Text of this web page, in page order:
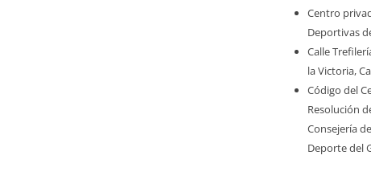
Centro
Deportivas
Calle
la Victoria,
Código del
Resolución
Consejería
Deporte del